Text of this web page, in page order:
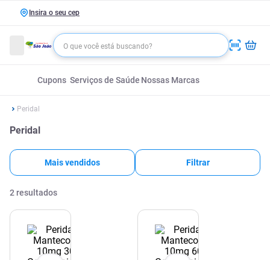
Insira o seu cep
Cupons Serviços de Saúde Nossas Marcas
Peridal
Peridal
Mais vendidos Filtrar
2 resultados